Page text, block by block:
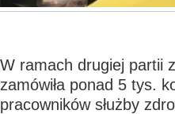
W ramach drugiej partii
zamówiła ponad 5 tys.
pracowników służby